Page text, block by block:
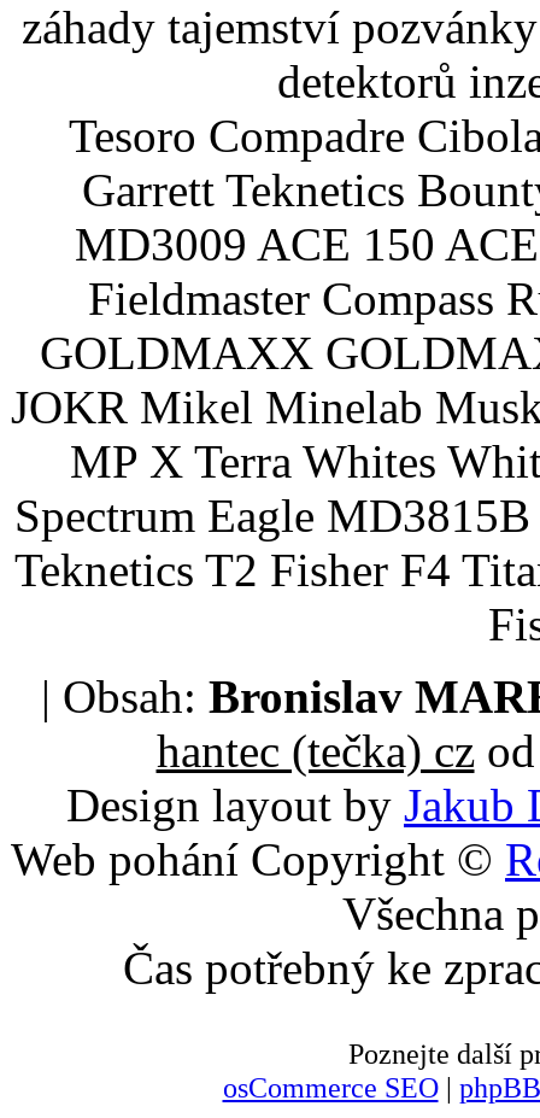
záhady tajemství
detektorů
Tesoro Compadre
Garrett Teknetics
MD3009 ACE 150
Fieldmaster Compass
GOLDMAXX
JOKR Mikel Minelab
MP X Terra Whites
Spectrum Eagle
Teknetics T2 Fisher F4
| Obsah: Bronislav
hantec (tečka) czod
Design layout by Jakub
Web pohání Copyright ©
Všechna
Čas potřebný ke
Poznejte další
osCommerce SEO|